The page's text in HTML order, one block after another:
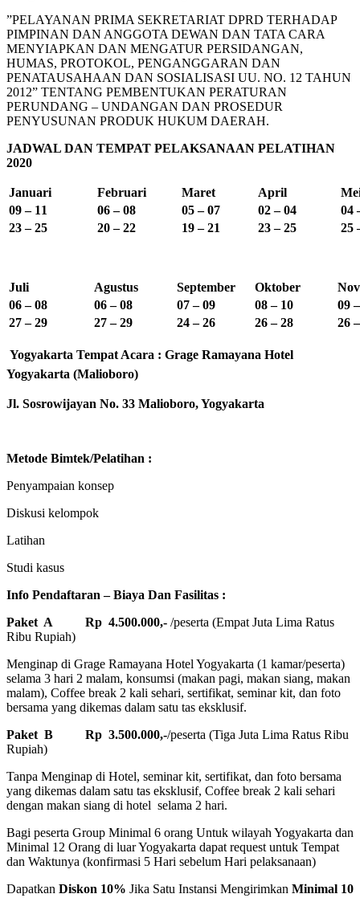
”PELAYANAN PRIMA SEKRETARIAT DPRD TERHADAP
PIMPINAN DAN ANGGOTA DEWAN DAN TATA CARA
MENYIAPKAN DAN MENGATUR PERSIDANGAN,
HUMAS, PROTOKOL, PENGANGGARAN DAN
PENATAUSAHAAN DAN SOSIALISASI UU. NO. 12 TAHUN
2012” TENTANG PEMBENTUKAN PERATURAN
PERUNDANG – UNDANGAN DAN PROSEDUR
PENYUSUNAN PRODUK HUKUM DAERAH.
JADWAL DAN TEMPAT PELAKSANAAN PELATIHAN
2020
Januari Februari Maret April
09 – 11
06 – 08 05 – 07 02 – 04
04
23 – 25
20 – 22 19 – 21 23 – 25 25
Juli Agustus September Oktober
06 – 08
06 – 08 07 – 09 08 – 10
09
27 – 29
27 – 29 24 – 26 26 – 28 26
Yogyakarta Tempat Acara : Grage Ramayana Hotel
Yogyakarta (Malioboro)
Jl. Sosrowijayan No. 33 Malioboro, Yogyakarta
Metode Bimtek/Pelatihan :
Penyampaian konsep
Diskusi kelompok
Latihan
Studi kasus
Info Pendaftaran – Biaya Dan Fasilitas :
Paket A
Rp 4.500.000,- /peserta (Empat Juta Lima Ratus
Ribu Rupiah)
Menginap di Grage Ramayana Hotel Yogyakarta (1 kamar/peserta)
selama 3 hari 2 malam, konsumsi (makan pagi, makan siang, makan
malam), Coffee break 2 kali sehari, sertifikat, seminar kit, dan foto
bersama yang dikemas dalam satu tas eksklusif.
Paket B
Rp 3.500.000,-/peserta (Tiga Juta Lima Ratus Ribu
Rupiah)
Tanpa Menginap di Hotel, seminar kit, sertifikat, dan foto bersama
yang dikemas dalam satu tas eksklusif, Coffee break 2 kali sehari
dengan makan siang di hotel selama 2 hari.
Bagi peserta Group Minimal 6 orang Untuk wilayah Yogyakarta dan
Minimal 12 Orang di luar Yogyakarta dapat request untuk Tempat
dan Waktunya (konfirmasi 5 Hari sebelum Hari pelaksanaan)
Dapatkan Diskon 10% Jika Satu Instansi Mengirimkan Minimal 10